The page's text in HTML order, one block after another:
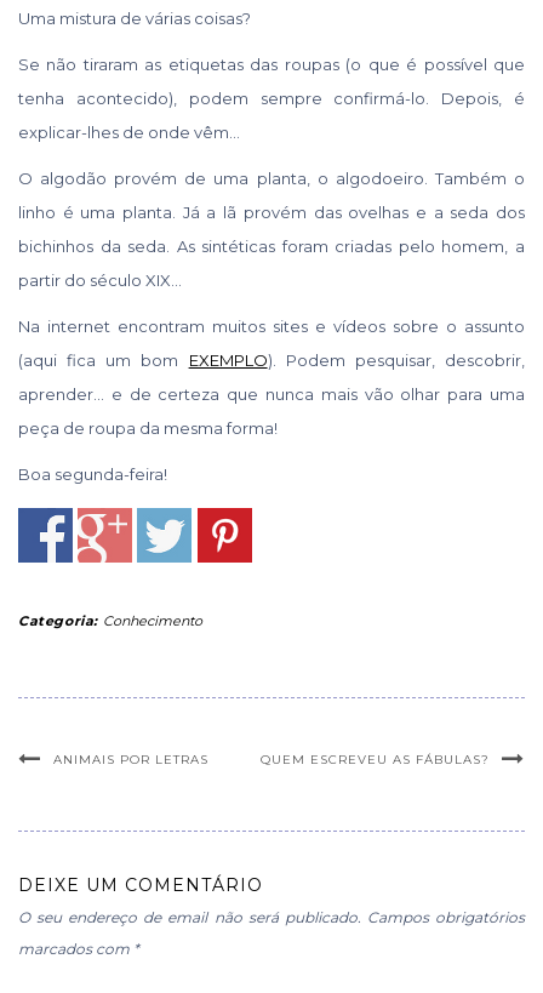
Uma mistura de várias coisas?
Se não tiraram as etiquetas das roupas (o que é possível que
tenha acontecido), podem sempre confirmá-lo. Depois, é
explicar-lhes de onde vêm…
O algodão provém de uma planta, o algodoeiro. Também o
linho é uma planta. Já a lã provém das ovelhas e a seda dos
bichinhos da seda. As sintéticas foram criadas pelo homem, a
partir do século XIX…
Na internet encontram muitos sites e vídeos sobre o assunto
(aqui fica um bom EXEMPLO). Podem pesquisar, descobrir,
aprender… e de certeza que nunca mais vão olhar para uma
peça de roupa da mesma forma!
Boa segunda-feira!
Categoria: Conhecimento
ANIMAIS POR LETRAS QUEM ESCREVEU AS FÁBULAS?
DEIXE UM COMENTÁRIO
O seu endereço de email não será publicado. Campos obrigatórios
marcados com *